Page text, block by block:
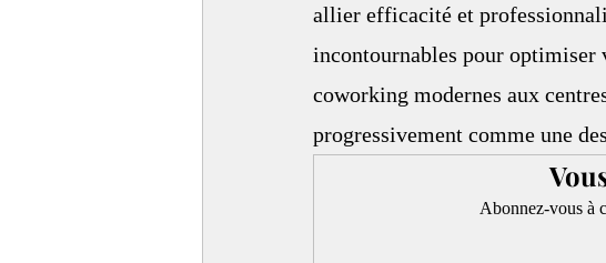
allier efficacité et
incontournables pour optimiser
coworking modernes aux
progressivement comme une
Abonnez-vous à